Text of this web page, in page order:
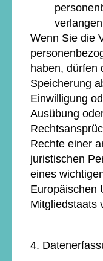
Wenn Sie die
haben, dürfen
Speicherung
Einwilligung
Ausübung
Rechte einer
juristischen
eines
Europäischen
Mitgliedstaats
4.